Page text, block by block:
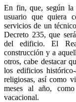
En fin, que, según
usuario que quiera
servicios de un
Decreto 235, que
del edificio. El
construcción y a
otros, cabe destacar
los edificios
religiosas, así como
meses al año,
vacacional.